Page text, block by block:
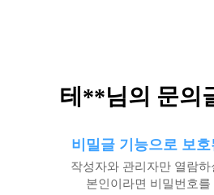
테**님의 문의
비밀글 기능으로 보
작성자와 관리자만 열람
본인이라면 비밀번호